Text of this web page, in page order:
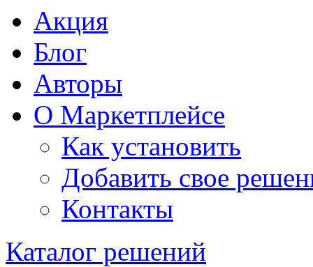
Акция
Блог
Авторы
О Маркетплейсе
Как установить
Добавить свое
Контакты
Каталог решений